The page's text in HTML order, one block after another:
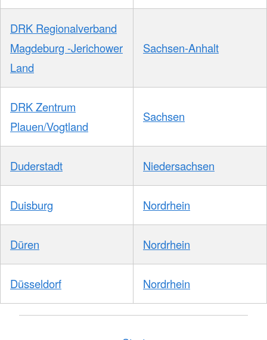
DRK Regionalverband
Magdeburg -Jerichower
Land
Sachsen-Anhalt
DRK Zentrum
Plauen/Vogtland
Sachsen
Duderstadt Niedersachsen
Duisburg Nordrhein
Düren Nordrhein
Düsseldorf Nordrhein